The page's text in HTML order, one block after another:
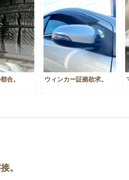
合。 ウィンカー証拠欲求。
。